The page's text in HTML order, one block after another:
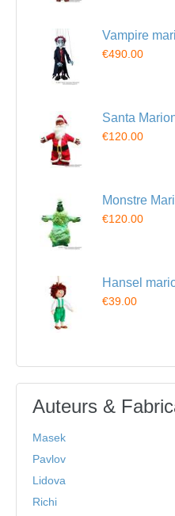
Vampire
€490.00
Santa
€120.00
Monstre
€120.00
Hansel
€39.00
Auteurs &
Masek
Pavlov
Lidova
Richi